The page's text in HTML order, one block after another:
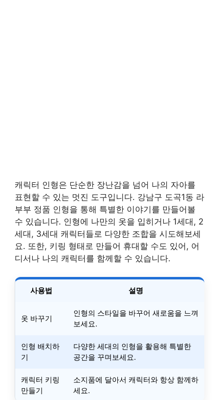
캐릭터 인형은 단순한 장난감을 넘어 나의 자아를
표현할 수 있는 멋진 도구입니다. 강남구 도곡1동 라
부부 정품 인형을 통해 특별한 이야기를 만들어볼
수 있습니다. 인형에 나만의 옷을 입히거나 1세대, 2
세대, 3세대 캐릭터들로 다양한 조합을 시도해보세
요. 또한, 키링 형태로 만들어 휴대할 수도 있어, 어
디서나 나의 캐릭터를 함께할 수 있습니다.
사용법 설명
옷 바꾸기
인형의 스타일을 바꾸어 새로움을 느껴
보세요.
인형 배치하
기
다양한 세대의 인형을 활용해 특별한
공간을 꾸며보세요.
캐릭터 키링
만들기
소지품에 달아서 캐릭터와 항상 함께하
세요.